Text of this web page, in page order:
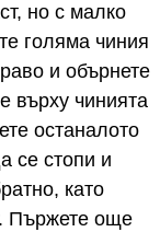
но с малко
голяма чиния
и обърнете
върху чинията
останалото
се стопи и
като
Пържете още